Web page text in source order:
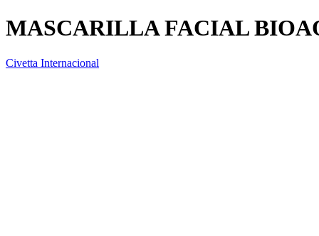
MASCARILLA FACIAL
Civetta Internacional